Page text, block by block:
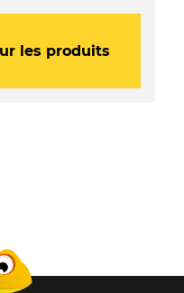
les produits